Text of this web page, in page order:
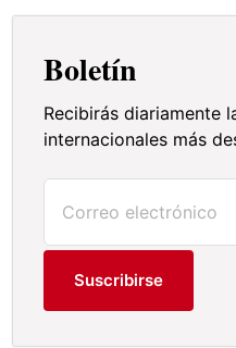
Boletín
Recibirás diariamente
internacionales más
Suscribirse